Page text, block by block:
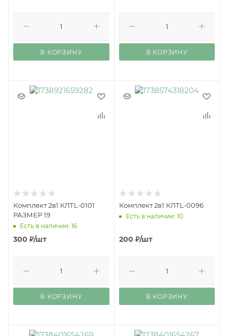
В КОРЗИНУ В КОРЗИНУ
Комплект 2в1 КЛТL-0101
РАЗМЕР 19
Есть в наличии: 16
300 ₽/шт
В КОРЗИНУ
Комплект 2в1 КЛТL-0096
Есть в наличии: 10
200 ₽/шт
В КОРЗИНУ